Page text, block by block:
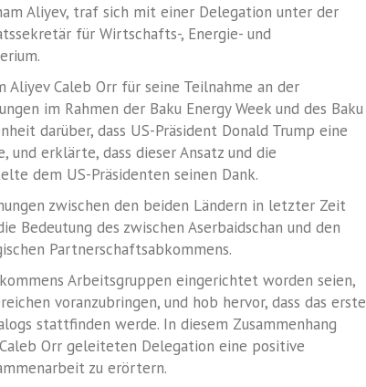
Aliyev, traf sich mit einer Delegation unter der
für Wirtschafts-, Energie- und
Caleb Orr für seine Teilnahme an der
im Rahmen der Baku Energy Week und des Baku
darüber, dass US-Präsident Donald Trump eine
erklärte, dass dieser Ansatz und die
dem US-Präsidenten seinen Dank.
zwischen den beiden Ländern in letzter Zeit
des zwischen Aserbaidschan und den
Partnerschaftsabkommens.
Arbeitsgruppen eingerichtet worden seien,
voranzubringen, und hob hervor, dass das erste
stattfinden werde. In diesem Zusammenhang
Orr geleiteten Delegation eine positive
zu erörtern.